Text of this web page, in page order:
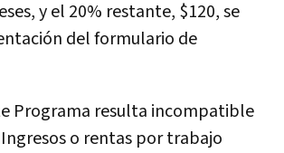
y el 20% restante, $120, se
del formulario de
Programa resulta incompatible
o rentas por trabajo